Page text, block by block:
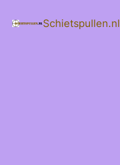
Schietspullen.nl